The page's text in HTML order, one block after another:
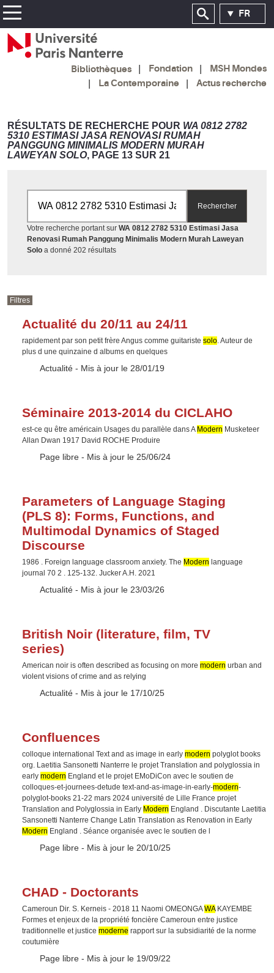
FR
Bibliothèques Fondation
MSH Mondes
La Contemporaine
Actus recherche
RÉSULTATS DE RECHERCHE POUR WA 0812 2782
5310 ESTIMASI JASA RENOVASI RUMAH
PANGGUNG MINIMALIS MODERN MURAH
LAWEYAN SOLO, PAGE 13 SUR 21
Rechercher
Votre recherche portant sur WA 0812 2782 5310 Estimasi Jasa
Renovasi Rumah Panggung Minimalis Modern Murah Laweyan
Solo a donné 202 résultatsAccéder aux résultats
Filtres
Actualité du 20/11 au 24/11
rapidement par son petit frère Angus comme guitariste solo . Auteur de
plus d une quinzaine d albums en quelques
Type :
Actualité - Mis à jour le 28/01/19
Séminaire 2013-2014 du CICLAHO
est-ce qu être américain Usages du parallèle dans A Modern Musketeer
Allan Dwan 1917 David ROCHE Produire
Type :
Page libre - Mis à jour le 25/06/24
Parameters of Language Staging
(PLS 8): Forms, Functions, and
Multimodal Dynamics of Staged
Discourse
1986 . Foreign language classroom anxiety. The Modern language
journal 70 2 . 125-132. Jucker A.H. 2021
Type :
Actualité - Mis à jour le 23/03/26
British Noir (literature, film, TV
series)
American noir is often described as focusing on more modern urban and
violent visions of crime and as relying
Type :
Actualité - Mis à jour le 17/10/25
Confluences
colloque international Text and as image in early modern polyglot books
org. Laetitia Sansonetti Nanterre le projet Translation and polyglossia in
early modern England et le projet EMoDiCon avec le soutien de
colloques-et-journees-detude text-and-as-image-in-early-modern-
polyglot-books 21-22 mars 2024 université de Lille France projet
Translation and Polyglossia in Early Modern England . Discutante Laetitia
Sansonetti Nanterre Change Latin Translation as Renovation in Early
Modern England . Séance organisée avec le soutien de l
Type :
Page libre - Mis à jour le 20/10/25
CHAD - Doctorants
Cameroun Dir. S. Kerneis - 2018 11 Naomi OMEONGAWAKAYEMBE
Formes et enjeux de la propriété foncière Cameroun entre justice
traditionnelle et justice moderne rapport sur la subsidiarité de la norme
coutumière
Type :
Page libre - Mis à jour le 19/09/22